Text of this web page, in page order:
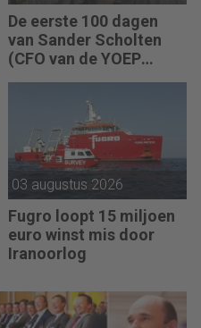
De eerste 100 dagen
van Sander Scholten
(CFO van de YOEP
als mensen begrijpen
waarom keuzes nodig
zijn.”
03 augustus 2026
Fugro loopt 15 miljoen
euro winst mis door
Iranoorlog